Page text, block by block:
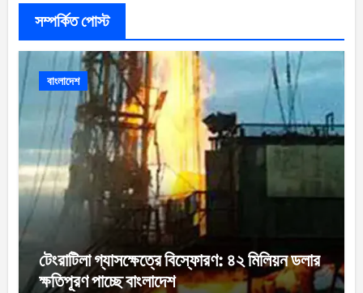
সম্পর্কিত পোস্ট
বাংলাদেশ
টেংরাটিলা গ্যাসক্ষেত্রে বিস্ফোরণ: ৪২ মিলিয়ন ডলার
ক্ষতিপূরণ পাচ্ছে বাংলাদেশ